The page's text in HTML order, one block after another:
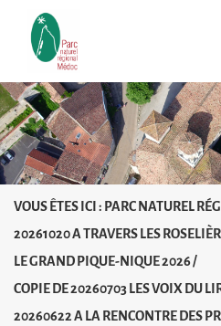
VOUS ÊTES ICI : PARC NATUREL
20261020 A TRAVERS LES
LE GRAND PIQUE-NIQUE 2026/
COPIE DE 20260703 LES VOIX DU
20260622 A LA RENCONTRE DES